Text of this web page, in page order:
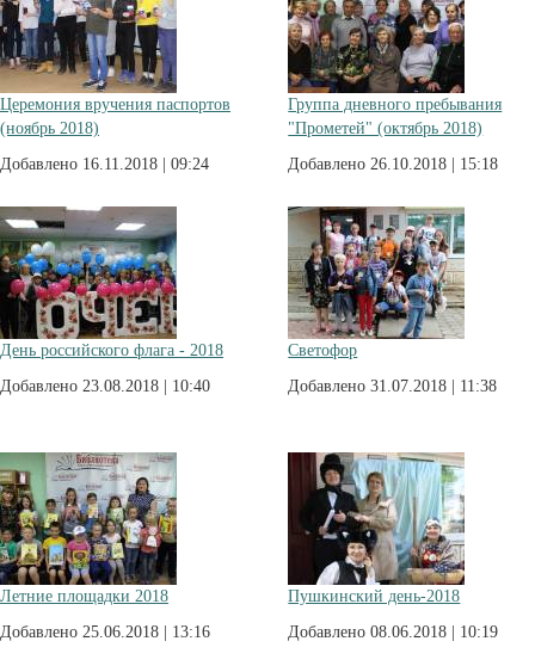
Церемония вручения паспортов
(ноябрь 2018)
Добавлено 16.11.2018 | 09:24
Группа дневного пребывания
"Прометей" (октябрь 2018)
Добавлено 26.10.2018 | 15:18
День российского флага - 2018
Добавлено 23.08.2018 | 10:40
Светофор
Добавлено 31.07.2018 | 11:38
Летние площадки 2018
Добавлено 25.06.2018 | 13:16
Пушкинский день-2018
Добавлено 08.06.2018 | 10:19